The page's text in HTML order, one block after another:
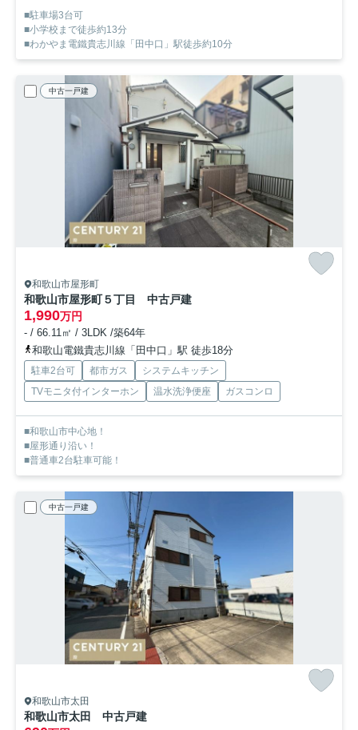
■駐車場3台可
■小学校まで徒歩約13分
■わかやま電鐵貴志川線「田中口」駅徒歩約10分
中古一戸建
和歌山市屋形町
和歌山市屋形町５丁目 中古戸建
1,990万円
- / 66.11㎡ / 3LDK /築64年
和歌山電鐵貴志川線「田中口」駅 徒歩18分
駐車2台可 都市ガス
システムキッチン
TVモニタ付インターホン
温水洗浄便座 ガスコンロ
■和歌山市中心地！
■屋形通り沿い！
■普通車2台駐車可能！
中古一戸建
和歌山市太田
和歌山市太田 中古戸建